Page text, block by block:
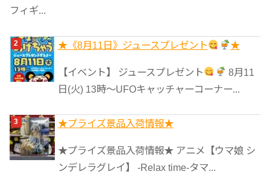
フィギ...
★《8月11日》ジュースプレゼント ★
【イベント】 ジュースプレゼント
8月11
日(火) 13時〜UFOキャッチャーコーナー...
★プライズ景品入荷情報★
★プライズ景品入荷情報★ アニメ【ウマ娘 シ
ンデレラグレイ】 -Relax time-タマ...